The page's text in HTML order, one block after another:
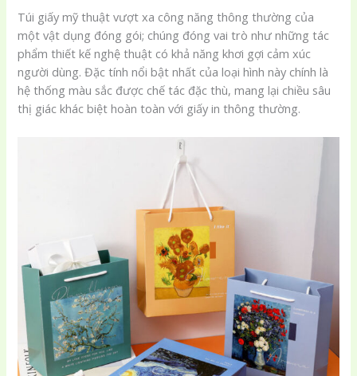
Túi giấy mỹ thuật vượt xa công năng thông thường của
một vật dụng đóng gói; chúng đóng vai trò như những tác
phẩm thiết kế nghệ thuật có khả năng khơi gợi cảm xúc
người dùng. Đặc tính nổi bật nhất của loại hình này chính là
hệ thống màu sắc được chế tác đặc thù, mang lại chiều sâu
thị giác khác biệt hoàn toàn với giấy in thông thường.